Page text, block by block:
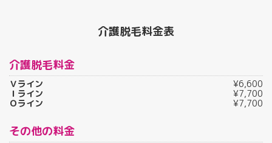
介護脱毛料金表
介護脱毛料金
Ｖライン
¥6,600
Ｉライン
¥7,700
Ｏライン
¥7,700
その他の料金